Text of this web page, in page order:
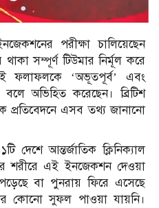
পরীক্ষা চালিয়েছেন
সম্পূর্ণ টিউমার নির্মূল করে
ফলাফলকে ‘অভূতপূর্ব’ এবং
অভিহিত করেছেন। ব্রিটিশ
প্রতিবেদনে এসব তথ্য জানানো
দেশে আন্তর্জাতিক ক্লিনিক্যাল
শরীরে এই ইনজেকশন দেওয়া
বা পুনরায় ফিরে এসেছে
কোনো সুফল পাওয়া যায়নি।